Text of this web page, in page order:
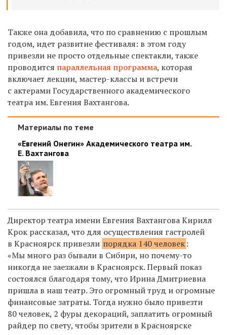
Также она добавила, что по сравнению с прошлым
годом, идет развитие фестиваля: в этом году
привезли не просто отдельные спектакли, также
проводится параллельная программа, которая
включает лекции, мастер-классы и встречи
с актерами Государственного академического
театра им. Евгения Вахтангова.
Материалы по теме
«Евгений Онегин» Академического театра им.
Е. Вахтангова
Директор театра имени Евгения Вахтангова Кирилл
Крок рассказал, что для осуществления гастролей
в Красноярск привезли порядка 140 человек:
«Мы много раз бывали в Сибири, но почему-то
никогда не заезжали в Красноярск. Первый показ
состоялся благодаря тому, что Ирина Дмитриевна
пришла в наш театр. Это огромный труд и огромные
финансовые затраты. Тогда нужно было привезти
80 человек, 2 фуры декораций, заплатить огромный
райдер по свету, чтобы зрители в Красноярске